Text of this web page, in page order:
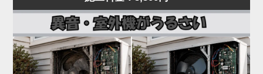
経験豊富なプロの技術者が、メーカーや型番を問わ
ず確実に診断し、最短即日で修理いたします。
冷暖房の効きが悪いと感じたら、お早めにご相談く
ださい。
原因のほとんどは、ドレンホース（結露水を屋外に
排出する管）の詰まりです。長年使用しているとホ
ースの中にホコリ・カビ・虫が侵入し、水の流れを
妨げます。
水漏れはドレン詰まりが関係するケースも多い一方